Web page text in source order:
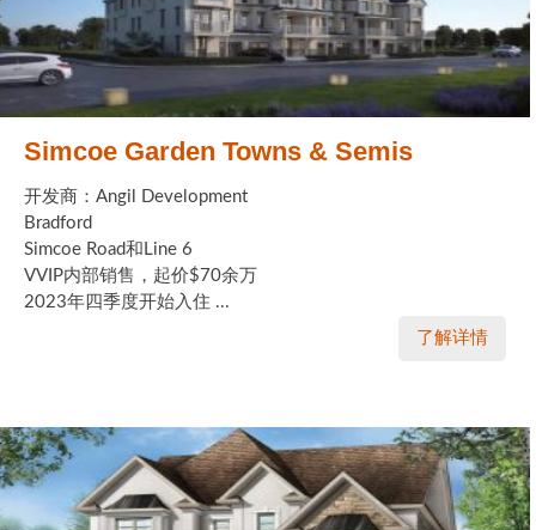
Simcoe Garden Towns & Semis
开发商：Angil Development
Bradford
Simcoe Road和Line 6
VVIP内部销售，起价$70余万
2023年四季度开始入住 ...
了解详情